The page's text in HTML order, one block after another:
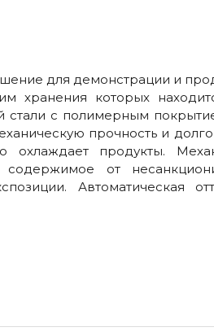
для демонстрации и
хранения которых
с полимерным
прочность и
охлаждает продукты.
от
Автоматическая